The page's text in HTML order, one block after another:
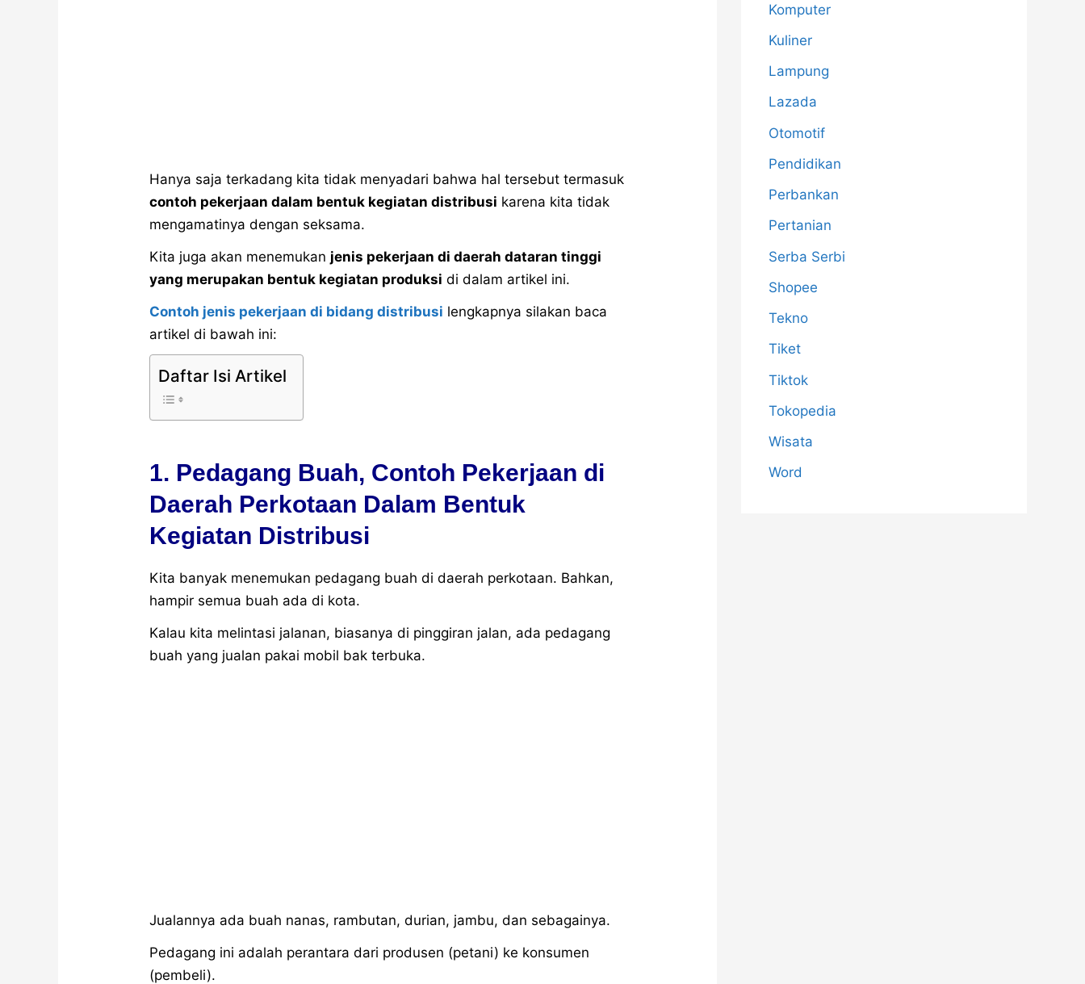
Hanya saja terkadang kita tidak menyadari bahwa hal tersebut termasuk
contoh pekerjaan dalam bentuk kegiatan distribusi karena kita tidak
mengamatinya dengan seksama.
Kita juga akan menemukan jenis pekerjaan di daerah dataran tinggi
yang merupakan bentuk kegiatan produksi di dalam artikel ini.
Contoh jenis pekerjaan di bidang distribusi lengkapnya silakan baca
artikel di bawah ini:
Daftar Isi Artikel
1. Pedagang Buah, Contoh Pekerjaan di
Daerah Perkotaan Dalam Bentuk
Kegiatan Distribusi
Kita banyak menemukan pedagang buah di daerah perkotaan. Bahkan,
hampir semua buah ada di kota.
Kalau kita melintasi jalanan, biasanya di pinggiran jalan, ada pedagang
buah yang jualan pakai mobil bak terbuka.
Jualannya ada buah nanas, rambutan, durian, jambu, dan sebagainya.
Pedagang ini adalah perantara dari produsen (petani) ke konsumen
(pembeli).
Komputer
Kuliner
Lampung
Lazada
Otomotif
Pendidikan
Perbankan
Pertanian
Serba Serbi
Shopee
Tekno
Tiket
Tiktok
Tokopedia
Wisata
Word